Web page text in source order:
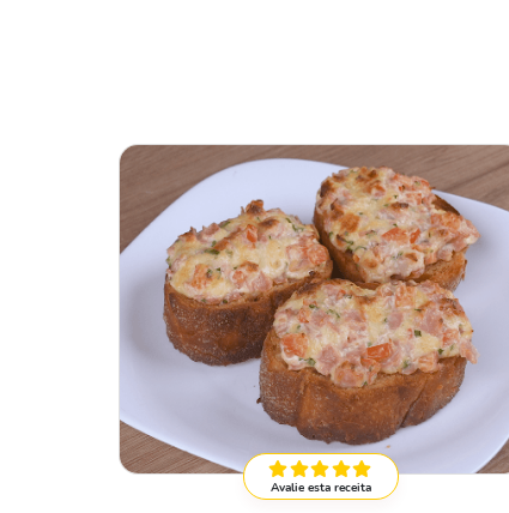
Avalie esta receita